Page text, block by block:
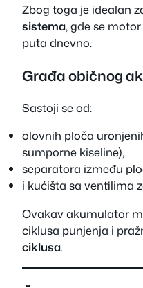
Zbog toga je idealan
sistema, gde se
puta dnevno.
Građa običnog
Sastoji se od:
olovnih ploča
sumporne kiseline),
separatora između
i kućišta sa ventilima
Ovakav akumulator
ciklusa punjenja i
ciklusa.